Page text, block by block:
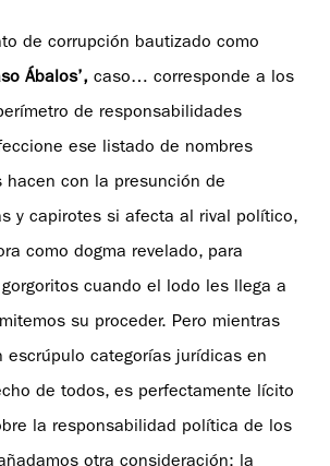
de corrupción bautizado como
Ábalos’, caso… corresponde a los
de responsabilidades
ese listado de nombres
hacen con la presunción de
y capirotes si afecta al rival político,
como dogma revelado, para
cuando el lodo les llega a
su proceder. Pero mientras
escrúpulo categorías jurídicas en
de todos, es perfectamente lícito
la responsabilidad política de los